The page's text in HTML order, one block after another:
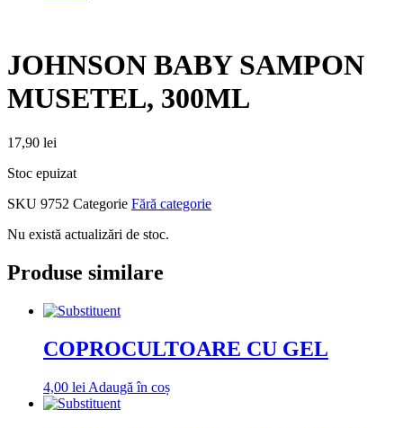
JOHNSON BABY SAMPON
MUSETEL, 300ML
17,90 lei
Stoc epuizat
SKU 9752 Categorie Fără categorie
Nu există actualizări de stoc.
Produse similare
COPROCULTOARE CU GEL
4,00 lei Adaugă în coș